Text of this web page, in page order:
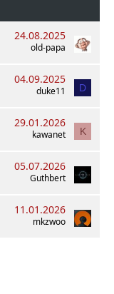
24.08.2025
old-papa
04.09.2025
duke11 D
29.01.2026
kawanet K
05.07.2026
Guthbert
11.01.2026
mkzwoo